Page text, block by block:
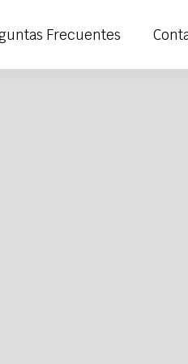
Frecuentes